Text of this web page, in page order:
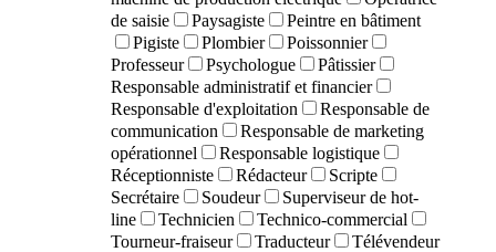
de saisie
Paysagiste
Peintre en bâtiment
Pigiste
Plombier
Poissonnier
Professeur
Psychologue
Pâtissier
Responsable administratif et financier
Responsable d'exploitation
Responsable de
communication
Responsable de marketing
opérationnel
Responsable logistique
Réceptionniste
Rédacteur
Scripte
Secrétaire
Soudeur
Superviseur de hot-
line
Technicien
Technico-commercial
Tourneur-fraiseur
Traducteur
Télévendeur